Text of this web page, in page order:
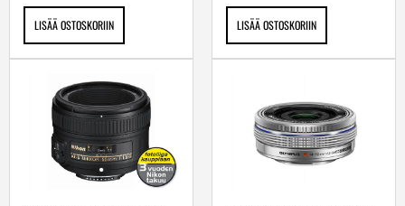
LISÄÄ OSTOSKORIIN LISÄÄ OSTOSKORIIN